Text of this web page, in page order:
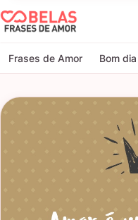
Belas Frases de Amor
Frases de Amor Bom dia